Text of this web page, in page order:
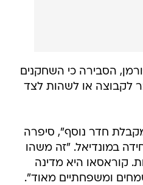
הסבירה כי השחקנים
לקבוצה או לשהות לצד
חדר נוסף", סיפרה
במונדיאל. "זה משהו
קוראסאו היא מדינה
ומשפחתיים מאוד".